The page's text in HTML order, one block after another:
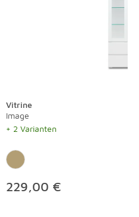
Vitrine
Image
+ 2 Varianten
229,00 €